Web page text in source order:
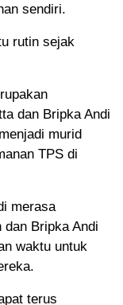
sendiri.
rutin sejak
dan Bripka Andi
murid
TPS di
merasa
Bripka Andi
waktu untuk
terus